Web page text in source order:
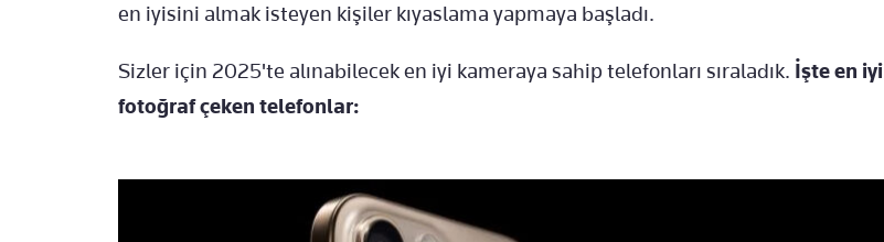
en iyisini almak isteyen kişiler kıyaslama yapmaya başladı.
Sizler için 2025'te alınabilecek en iyi kameraya sahip telefonları sıraladık. İşte en iyi
fotoğraf çeken telefonlar: